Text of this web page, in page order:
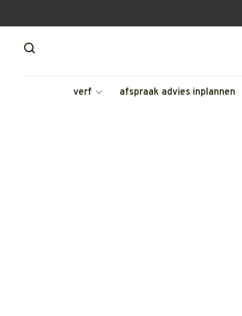
verf afspraak advies inplannen